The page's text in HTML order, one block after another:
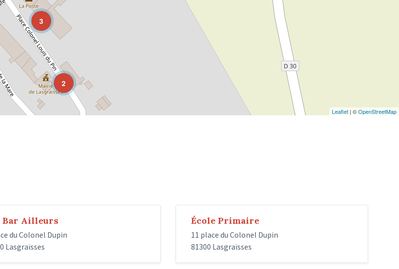
2
3
Leaflet | ©OpenStreetMap
Bar Ailleurs
du Colonel Dupin
Lasgraïsses
École Primaire
11 place du Colonel Dupin
81300 Lasgraïsses